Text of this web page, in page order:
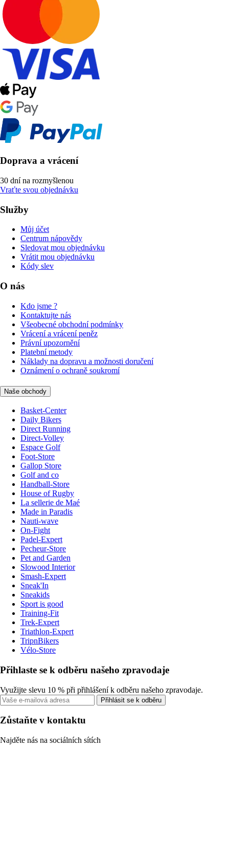
Doprava a vrácení
30 dní na rozmyšlenou
Vraťte svou objednávku
Služby
Můj účet
Centrum nápovědy
Sledovat mou objednávku
Vrátit mou objednávku
Kódy slev
O nás
Kdo jsme ?
Kontaktujte nás
Všeobecné obchodní podmínky
Vrácení a vrácení peněz
Právní upozornění
Platební metody
Náklady na dopravu a možnosti doručení
Oznámení o ochraně soukromí
Naše obchody
Basket-Center
Daily Bikers
Direct Running
Direct-Volley
Espace Golf
Foot-Store
Gallop Store
Golf and co
Handball-Store
House of Rugby
La sellerie de Maé
Made in Paradis
Nauti-wave
On-Fight
Padel-Expert
Pecheur-Store
Pet and Garden
Slowood Interior
Smash-Expert
Sneak'In
Sneakids
Sport is good
Training-Fit
Trek-Expert
Triathlon-Expert
TripnBikers
Vélo-Store
Přihlaste se k odběru našeho zpravodaje
Využijte slevu 10 % při přihlášení k odběru našeho zpravodaje.
Přihlásit se k odběru
Zůstaňte v kontaktu
Najděte nás na sociálních sítích